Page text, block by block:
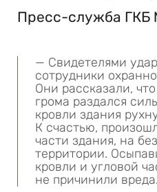
Пресс-служба
— Свидетелями
сотрудники
Они рассказали,
грома раздался
кровли здания
К счастью,
части здания, на
территории.
кровли и угловой
не причинили вреда.